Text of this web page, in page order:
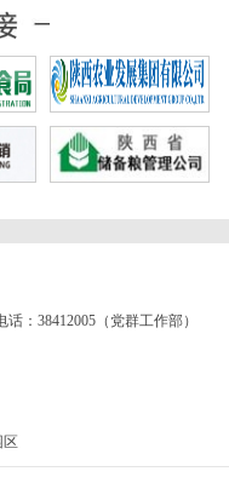
：38412005（党群工作部）
区